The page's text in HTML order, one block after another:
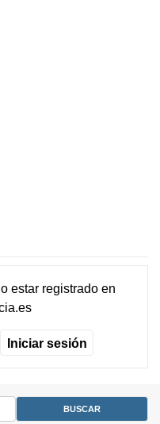
estar registradoen
Iniciar sesión